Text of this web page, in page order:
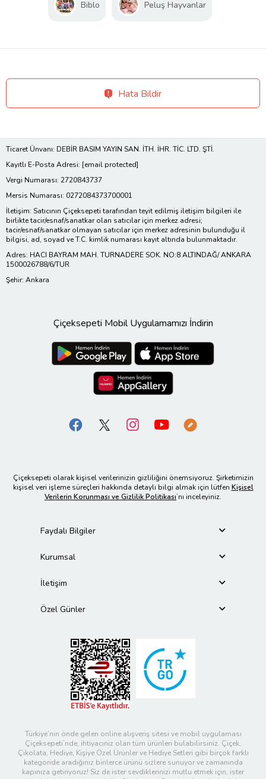
Biblo Peluş Hayvanlar
Hata Bildir
Ticaret Ünvanı: DEBİR BASIM YAYIN SAN. İTH. İHR. TİC. LTD. ŞTİ.
Kayıtlı E-Posta Adresi: [email protected]
Vergi Numarası: 2720843737
Mersis Numarası: 0272084373700001
İletişim: Satıcının Çiçeksepeti tarafından teyit edilmiş iletişim bilgileri ile
birlikte tacir/esnaf/sanatkar olan satıcılar için merkez adresi;
tacir/esnaf/sanatkar olmayan satıcılar için merkez adresinin bulunduğu il
bilgisi, ad, soyad ve T.C. kimlik numarası kayıt altında bulunmaktadır.
Adres: HACI BAYRAM MAH. TURNADERE SOK. NO:8 ALTINDAĞ/ ANKARA
1500026788/6/TUR
Şehir: Ankara
Çiçeksepeti Mobil Uygulamamızı İndirin
Çiçeksepeti olarak kişisel verilerinizin gizliliğini önemsiyoruz. Şirketimizin
kişisel veri işleme süreçleri hakkında detaylı bilgi almak için lütfen Kişisel
Verilerin Korunması ve Gizlilik Politikası’nı inceleyiniz.
Faydalı Bilgiler
Kurumsal
İletişim
Özel Günler
Türkiye’nin önde gelen online alışveriş sitesi ve mobil uygulaması
Çiçeksepeti’nde, ihtiyacınız olan tüm ürünleri bulabilirsiniz. Çiçek,
Çikolata, Hediye, Kişiye Özel Ürünler ve Hediye Setleri gibi birçok farklı
kategoride aradığınız binlerce ürünü sizlere sunuyor ve zamanında
kapınıza getiriyoruz! Siz de ister sevdiklerinizi mutlu etmek için, ister